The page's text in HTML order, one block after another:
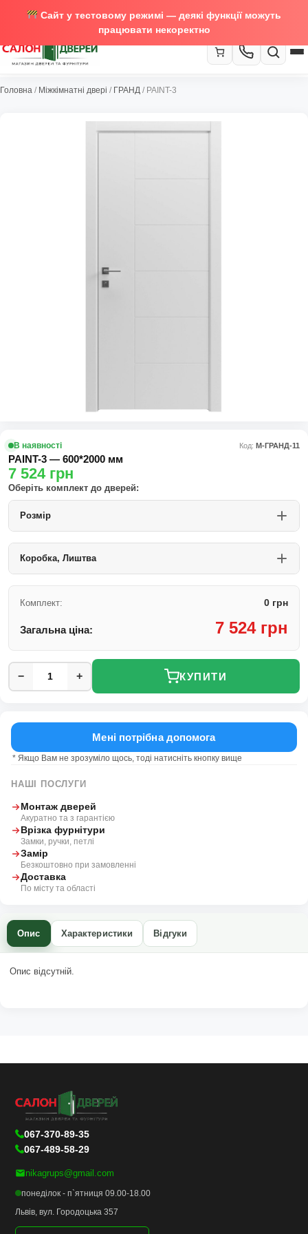
Сайт у тестовому режимі — деякі функції можуть
працювати некоректно
067-370-89-35
Головна / Міжкімнатні двері / ГРАНД / PAINT-3
В наявності Код: М-ГРАНД-11
PAINT-3 — 600*2000 мм
7 524 грн
Оберіть комплект до дверей:
Розмір
Коробка, Лиштва
Комплект: 0 грн
Загальна ціна: 7 524 грн
− + КУПИТИ
Мені потрібна допомога
* Якщо Вам не зрозуміло щось, тоді натисніть кнопку вище
НАШІ ПОСЛУГИ
Монтаж дверей
Акуратно та з гарантією
Врізка фурнітури
Замки, ручки, петлі
Замір
Безкоштовно при замовленні
Доставка
По місту та області
Опис Характеристики Відгуки
Опис відсутній.
067-370-89-35
067-489-58-29
nikagrups@gmail.com
понеділок - п`ятниця 09.00-18.00
Львів, вул. Городоцька 357